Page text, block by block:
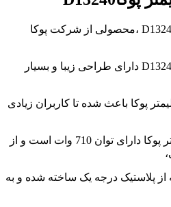
دریل چکشی 13 میلیمتر پوکاD13240 ،محصولی از شرکت پوکا
دریل چکشی 13 میلیمتر پوکاD13240 دارای طراحی زیبا و بسیار
دریل چکشی 13 میلیمتر پوکا باعث شده تا کاربران زیادی
ارمیچر دریل چکشی 13 میلیمتر پوکا دارای توان 710 وات است و از
پلاستیک درجه یک ساخته شده و به